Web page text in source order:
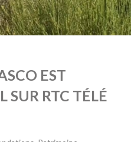
EST
SUR RTC TÉLÉ